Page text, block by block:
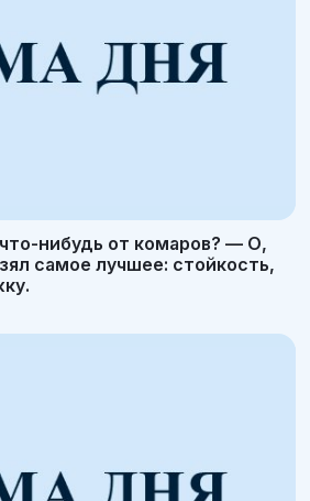
нибудь от комаров? — О,
самое лучшее: стойкость,